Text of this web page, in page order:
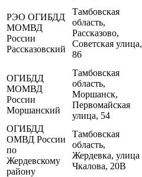
РЭО ОГИБДД
МОМВД
России
Рассказовский
Тамбовская
область,
Рассказово,
Советская улица,
86
ОГИБДД
МОМВД
России
Моршанский
Тамбовская
область,
Моршанск,
Первомайская
улица, 54
ОГИБДД
ОМВД России
по
Жердевскому
району
Тамбовская
область,
Жердевка, улица
Чкалова, 20В